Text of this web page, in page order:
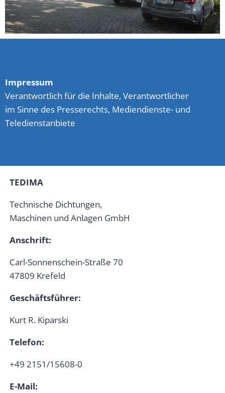
Impressum
Verantwortlich für die Inhalte, Verantwortlicher
im Sinne des Presserechts, Mediendienste- und
Teledienstanbiete
TEDIMA
Technische Dichtungen,
Maschinen und Anlagen GmbH
Anschrift:
Carl-Sonnenschein-Straße 70
47809 Krefeld
Geschäftsführer:
Kurt R. Kiparski
Telefon:
+49 2151/15608-0
E-Mail: